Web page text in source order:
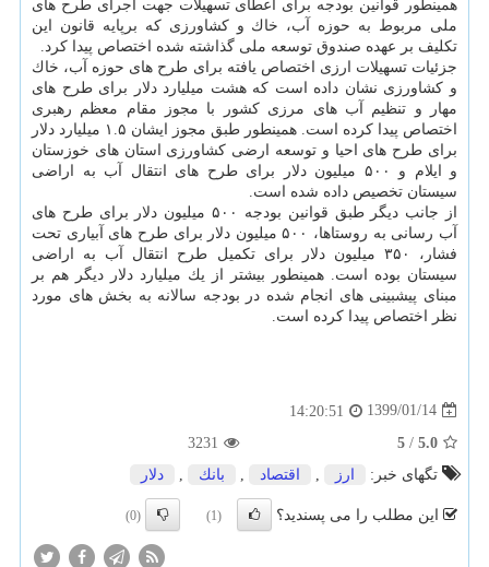
همینطور قوانین بودجه برای اعطای تسهیلات جهت اجرای طرح های
ملی مربوط به حوزه آب، خاك و كشاورزی كه برپایه قانون این
تكلیف بر عهده صندوق توسعه ملی گذاشته شده اختصاص پیدا كرد.
جزئیات تسهیلات ارزی اختصاص یافته برای طرح های حوزه آب، خاك
و كشاورزی نشان داده است كه هشت میلیارد دلار برای طرح های
مهار و تنظیم آب های مرزی كشور با مجوز مقام معظم رهبری
اختصاص پیدا كرده است. همینطور طبق مجوز ایشان ۱.۵ میلیارد دلار
برای طرح های احیا و توسعه ارضی كشاورزی استان های خوزستان
و ایلام و ۵۰۰ میلیون دلار برای طرح های انتقال آب به اراضی
سیستان تخصیص داده شده است.
از جانب دیگر طبق قوانین بودجه ۵۰۰ میلیون دلار برای طرح های
آب رسانی به روستاها، ۵۰۰ میلیون دلار برای طرح های آبیاری تحت
فشار، ۳۵۰ میلیون دلار برای تكمیل طرح انتقال آب به اراضی
سیستان بوده است. همینطور بیشتر از یك میلیارد دلار دیگر هم بر
مبنای پیشبینی های انجام شده در بودجه سالانه به بخش های مورد
نظر اختصاص پیدا كرده است.
1399/01/14
14:20:51
5.0
/
5
3231
تگهای خبر:
ارز , اقتصاد , بانك , دلار
این مطلب را می پسندید؟ (1)
(0)